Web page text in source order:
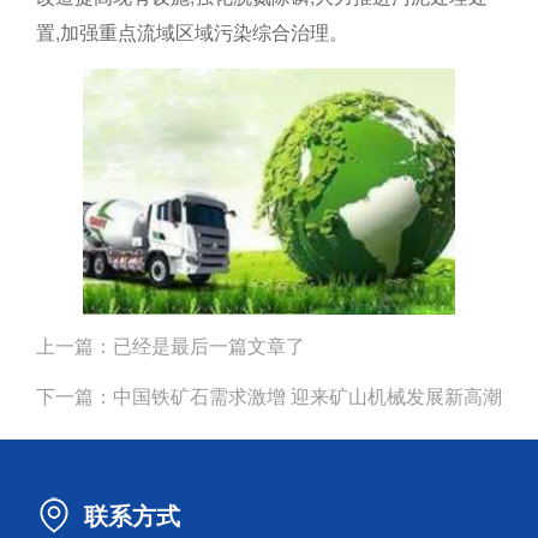
置,加强重点流域区域污染综合治理。
上一篇： 已经是最后一篇文章了
下一篇： 中国铁矿石需求激增 迎来矿山机械发展新高潮
联系方式